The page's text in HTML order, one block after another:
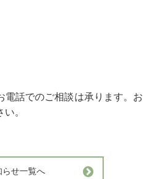
電話でのご相談は承ります。お
。
らせ一覧へ